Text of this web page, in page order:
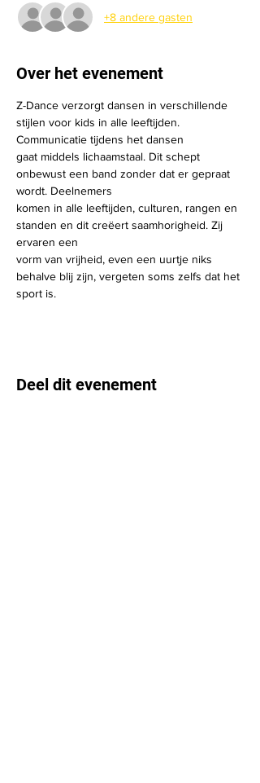
+8 andere gasten
Over het evenement
Z-Dance verzorgt dansen in verschillende
stijlen voor kids in alle leeftijden.
Communicatie tijdens het dansen
gaat middels lichaamstaal. Dit schept
onbewust een band zonder dat er gepraat
wordt. Deelnemers
komen in alle leeftijden, culturen, rangen en
standen en dit creëert saamhorigheid. Zij
ervaren een
vorm van vrijheid, even een uurtje niks
behalve blij zijn, vergeten soms zelfs dat het
sport is.
Deel dit evenement